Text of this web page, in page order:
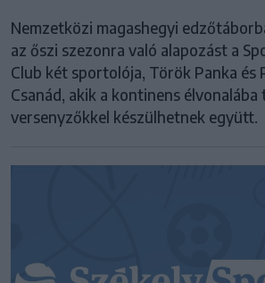
Nemzetközi magashegyi
az őszi szezonra való alapozást a
Club két sportolója, Török Panka és
Csanád, akik a kontinens
versenyzőkkel készülhetnek együtt.